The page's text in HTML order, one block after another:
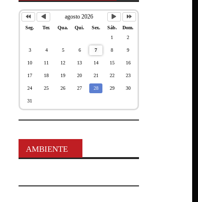
agosto 2026
Seg. Ter. Qua. Qui. Sex. Sáb.
Dom.
1
2
3 4 5 6 7 8 9
10 11 12 13 14 15 16
17 18 19 20 21 22 23
24 25 26 27 28 29 30
31
AMBIENTE